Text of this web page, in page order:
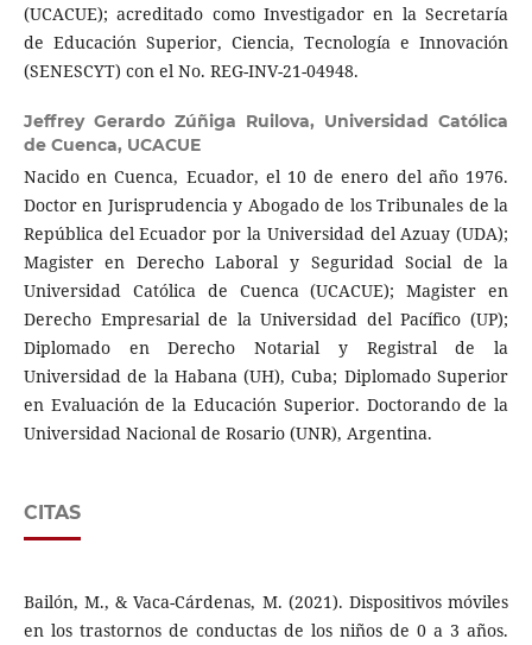
(UCACUE); acreditado como Investigador en la Secretaría
de Educación Superior, Ciencia, Tecnología e Innovación
(SENESCYT) con el No. REG-INV-21-04948.
Jeffrey Gerardo Zúñiga Ruilova, Universidad Católica
de Cuenca, UCACUE
Nacido en Cuenca, Ecuador, el 10 de enero del año 1976.
Doctor en Jurisprudencia y Abogado de los Tribunales de la
República del Ecuador por la Universidad del Azuay (UDA);
Magister en Derecho Laboral y Seguridad Social de la
Universidad Católica de Cuenca (UCACUE); Magister en
Derecho Empresarial de la Universidad del Pacífico (UP);
Diplomado en Derecho Notarial y Registral de la
Universidad de la Habana (UH), Cuba; Diplomado Superior
en Evaluación de la Educación Superior. Doctorando de la
Universidad Nacional de Rosario (UNR), Argentina.
CITAS
Bailón, M., & Vaca-Cárdenas, M. (2021). Dispositivos móviles
en los trastornos de conductas de los niños de 0 a 3 años.